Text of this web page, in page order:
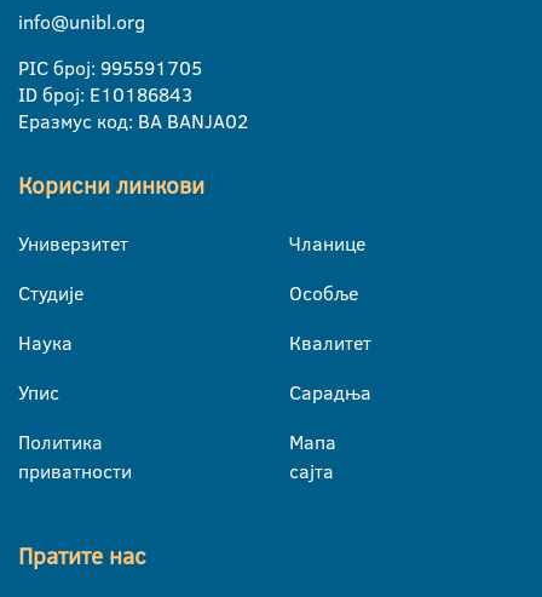
info@unibl.org
PIC број: 995591705
ID број: E10186843
Еразмус код: BA BANJA02
Корисни линкови
Универзитет
Студије
Наука
Упис
Политика
приватности
Чланице
Особље
Квалитет
Сарадња
Мапа
сајта
Пратите нас